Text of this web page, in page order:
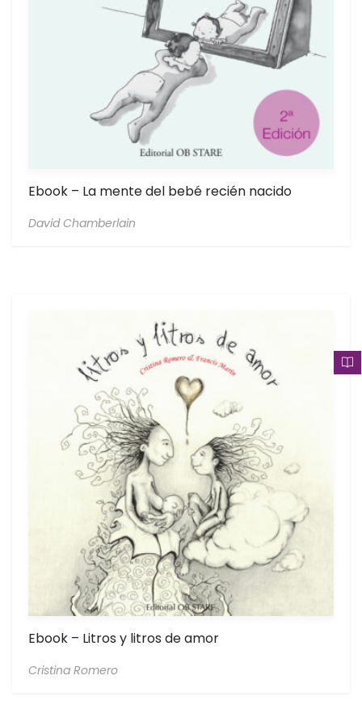
Ebook – La mente del bebé recién nacido
David Chamberlain
Ebook – Litros y litros de amor
Cristina Romero